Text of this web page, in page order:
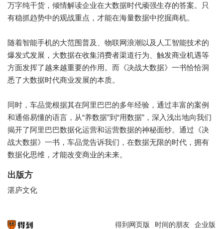
万字纯干货，倾情解读企业在大数据时代顽强生存的答案。只
有稳抓趋势中的观战重点，才能在海量数据中挖掘商机。
随着智能手机的大范围普及、物联网浪潮以及人工智能技术的
爆发式发展，大数据在收集消费者渠道行为、触发商业机遇等
方面发挥了越来越重要的作用。而《决战大数据》一书恰恰洞
悉了大数据时代商业发展的本质。
同时，车品觉根据其在阿里巴巴的多年经验，通过丰富的案例
和通俗易懂的语言，从“养数据”到“用数据”，深入浅出地向我们
揭开了阿里巴巴数据化运营和运营数据的神秘面纱。通过《决
战大数据》一书，车品觉告诉我们，在数据无限的时代，拥有
数据化思维，才能改变商业的未来。
出版方
湛庐文化
得到网页版 时间的朋友 企业版